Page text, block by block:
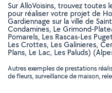
Sur AlloVoisins, trouvez toutes
pour réaliser votre projet de
Gardiennage sur la ville de
Condamines, Le Grimond-
Pomarels, Les Rascas-Les
Les Crottes, Les Galinieres,
Plans, Le Lac, Les Paluds)
Autres exemples de prestations
de fleurs, surveillance de maison,